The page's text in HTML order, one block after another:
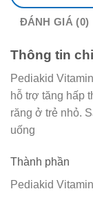
ĐÁNH GIÁ (0)
Thông tin
Pediakid
hỗ trợ tăng hấp
răng ở trẻ nhỏ.
uống
Thành phần
Pediakid